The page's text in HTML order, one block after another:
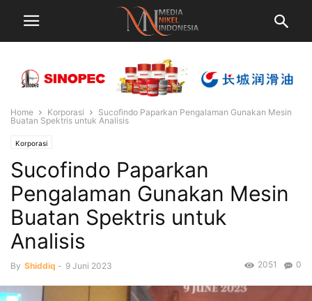
Home Korporasi
Sucofindo Paparkan Pengalaman Gunakan Mesin
Buatan Spektris untuk Analisis
Korporasi
Sucofindo Paparkan
Pengalaman Gunakan Mesin
Buatan Spektris untuk
Analisis
By Shiddiq - 9 Juni 2023 0
2051